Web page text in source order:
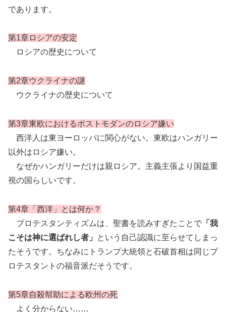
であります。
第1章ロシアの安定
ロシアの歴史について
第2章ウクライナの謎
ウクライナの歴史について
第3章東欧におけるポストモダンのロシア嫌い
西洋人は東ヨーロッパに関心がない。東欧はハンガリー
以外はロシア嫌い。
なぜかハンガリーだけは親ロシア。主義主張より国益重
視の国らしいです。
第4章「西洋」とは何か？
プロテスタンティズムは、聖書を読みすぎたことで 「我
こそは神に選ばれし者」
という自己認識に至らせてしまっ
たそうです。ちなみにトランプ大統領と石破首相は同じプ
ロテスタントの福音派だそうです。
第5章自殺幇助による欧州の死
よく分からない……